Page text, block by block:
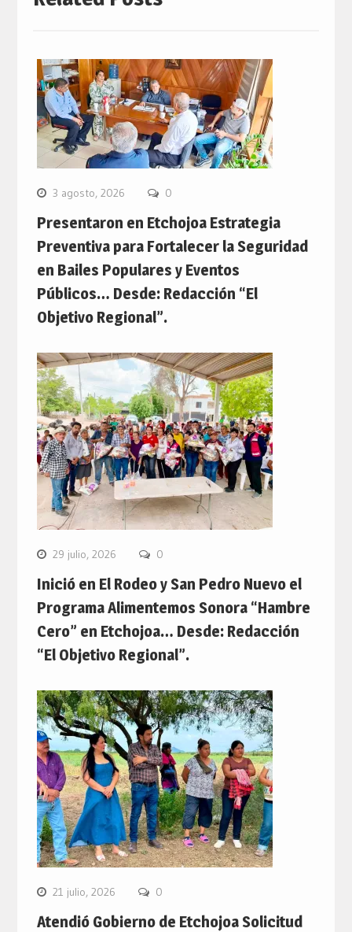
3 agosto, 2026 0
Presentaron en Etchojoa Estrategia
Preventiva para Fortalecer la Seguridad
en Bailes Populares y Eventos
Públicos… Desde: Redacción “El
Objetivo Regional”.
29 julio, 2026 0
Inició en El Rodeo y San Pedro Nuevo el
Programa Alimentemos Sonora “Hambre
Cero” en Etchojoa… Desde: Redacción
“El Objetivo Regional”.
21 julio, 2026 0
Atendió Gobierno de Etchojoa Solicitud